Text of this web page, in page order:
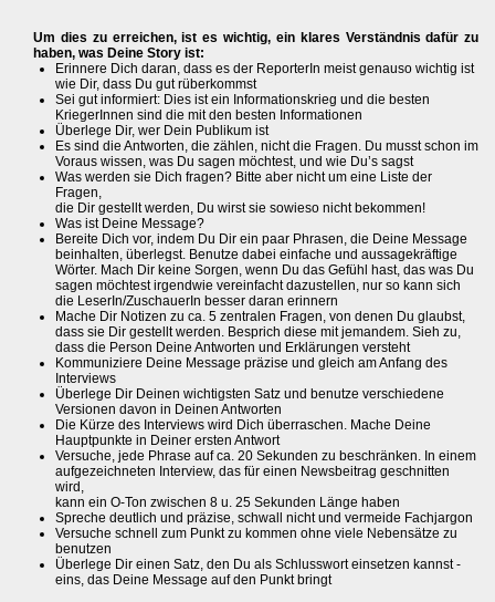
Um dies zu erreichen, ist es wichtig, ein klares Verständnis dafür zu
haben, was Deine Story ist:
Erinnere Dich daran, dass es der ReporterIn meist genauso wichtig ist
wie Dir, dass Du gut rüberkommst
Sei gut informiert: Dies ist ein Informationskrieg und die besten
KriegerInnen sind die mit den besten Informationen
Überlege Dir, wer Dein Publikum ist
Es sind die Antworten, die zählen, nicht die Fragen. Du musst schon im
Voraus wissen, was Du sagen möchtest, und wie Du’s sagst
Was werden sie Dich fragen? Bitte aber nicht um eine Liste der
Fragen,
die Dir gestellt werden, Du wirst sie sowieso nicht bekommen!
Was ist Deine Message?
Bereite Dich vor, indem Du Dir ein paar Phrasen, die Deine Message
beinhalten, überlegst. Benutze dabei einfache und aussagekräftige
Wörter. Mach Dir keine Sorgen, wenn Du das Gefühl hast, das was Du
sagen möchtest irgendwie vereinfacht dazustellen, nur so kann sich
die LeserIn/ZuschauerIn besser daran erinnern
Mache Dir Notizen zu ca. 5 zentralen Fragen, von denen Du glaubst,
dass sie Dir gestellt werden. Besprich diese mit jemandem. Sieh zu,
dass die Person Deine Antworten und Erklärungen versteht
Kommuniziere Deine Message präzise und gleich am Anfang des
Interviews
Überlege Dir Deinen wichtigsten Satz und benutze verschiedene
Versionen davon in Deinen Antworten
Die Kürze des Interviews wird Dich überraschen. Mache Deine
Hauptpunkte in Deiner ersten Antwort
Versuche, jede Phrase auf ca. 20 Sekunden zu beschränken. In einem
aufgezeichneten Interview, das für einen Newsbeitrag geschnitten
wird,
kann ein O-Ton zwischen 8 u. 25 Sekunden Länge haben
Spreche deutlich und präzise, schwall nicht und vermeide Fachjargon
Versuche schnell zum Punkt zu kommen ohne viele Nebensätze zu
benutzen
Überlege Dir einen Satz, den Du als Schlusswort einsetzen kannst -
eins, das Deine Message auf den Punkt bringt